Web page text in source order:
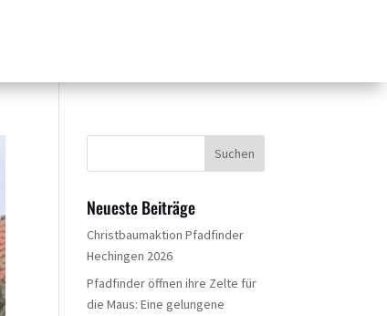
Neueste Beiträge
Christbaumaktion Pfadfinder
Hechingen 2026
Pfadfinder öffnen ihre Zelte für
die Maus: Eine gelungene